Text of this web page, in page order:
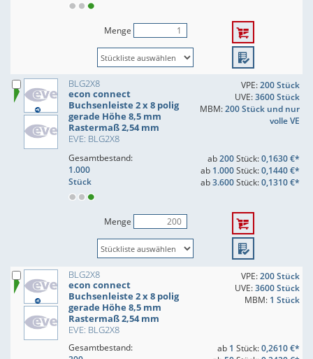
Menge
BLG2X8
econ connect
Buchsenleiste 2 x 8 polig
gerade Höhe 8,5 mm
Rastermaß 2,54 mm
EVE: BLG2X8
VPE:200 Stück
UVE:3600 Stück
MBM:200 Stück und nur
volle VE
Gesamtbestand:
1.000
Stück
ab200Stück:0,1630 €*
ab 1.000Stück:0,1440 €*
ab3.600Stück:0,1310 €*
Menge
BLG2X8
econ connect
Buchsenleiste 2 x 8 polig
gerade Höhe 8,5 mm
Rastermaß 2,54 mm
EVE: BLG2X8
VPE:200 Stück
UVE:3600 Stück
MBM: 1 Stück
Gesamtbestand:
ab 1 Stück:0,2610 €*